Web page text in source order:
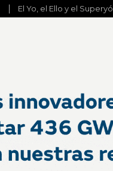
El Yo, el Ello y el Superyó